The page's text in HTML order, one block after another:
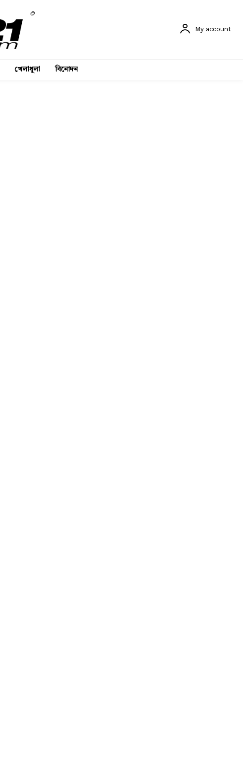
©
My account
খেলাধুলা বিনোদন